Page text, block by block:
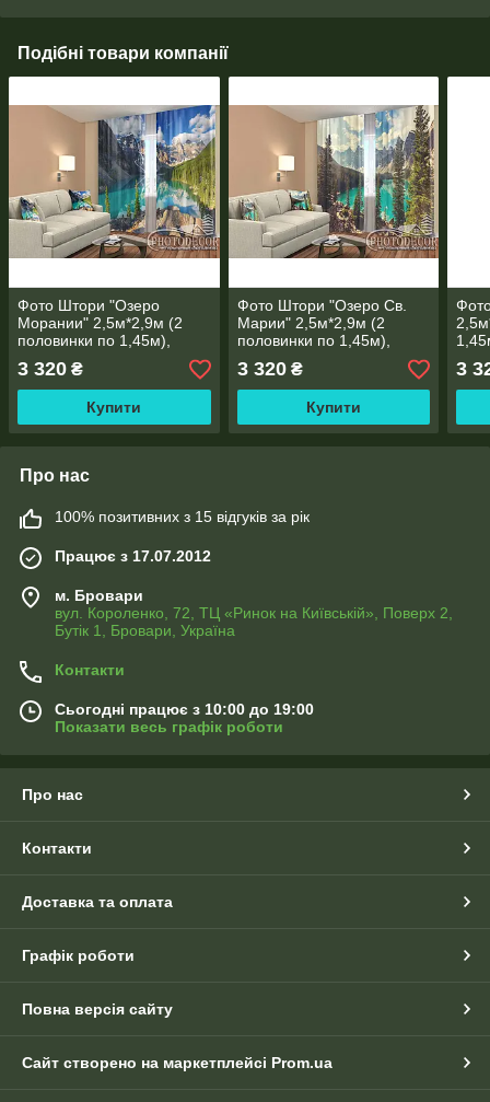
Подібні товари компанії
Фото Штори "Озеро
Морании" 2,5м*2,9м (2
половинки по 1,45м),
тасьма
3 320 ₴
Купити
Фото Штори "Озеро Св.
Марии" 2,5м*2,9м (2
половинки по 1,45м),
тасьма
3 320₴
Купити
3
Про нас
100% позитивних з 15 відгуків за рік
Працює з 17.07.2012
м. Бровари
вул. Короленко, 72, ТЦ «Ринок на Київській», Поверх 2,
Бутік 1, Бровари, Україна
Контакти
Сьогодні працює з 10:00 до 19:00
Показати весь графік роботи
Про нас
Контакти
Доставка та оплата
Графік роботи
Повна версія сайту
Сайт створено на маркетплейсі Prom.ua